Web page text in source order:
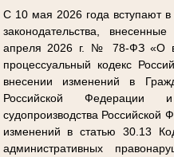
С 10 мая 2026 года вступают в
законодательства,
апреля 2026 г. № 78-ФЗ «О
процессуальный кодекс
внесении изменений в
Российской Федерации и
судопроизводства
изменений в статью 30.13
административных